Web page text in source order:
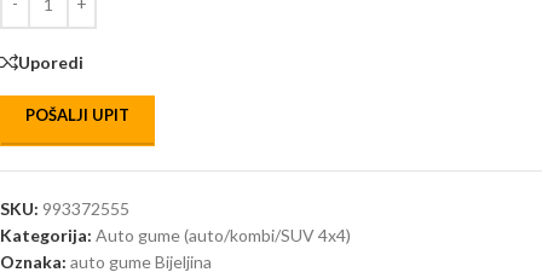
Uporedi
POŠALJI UPIT
SKU: 993372555
Kategorija: Auto gume (auto/kombi/SUV 4x4)
Oznaka: auto gume Bijeljina